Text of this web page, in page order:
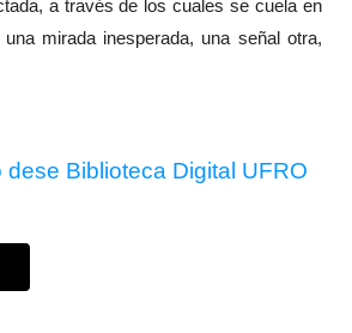
a través de los cuales se cuela en
mirada inesperada, una señal otra,
dese Biblioteca Digital UFRO